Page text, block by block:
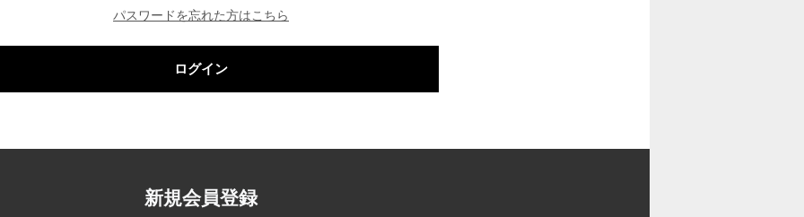
パスワードを忘れた方はこちら
ログイン
新規会員登録